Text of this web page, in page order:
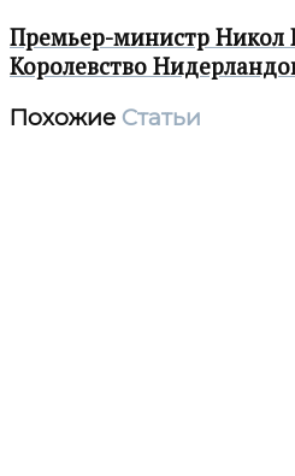
Премьер-министр
Королевство
Похожие Статьи